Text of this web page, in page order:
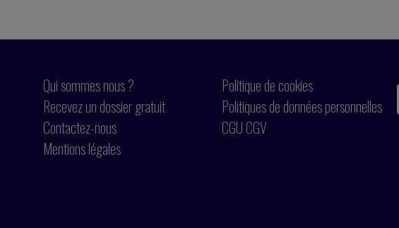
Qui sommes nous ?
Recevez un dossier gratuit
Contactez-nous
Mentions légales
Politique de cookies
Politiques de données personnelles
CGU CGV